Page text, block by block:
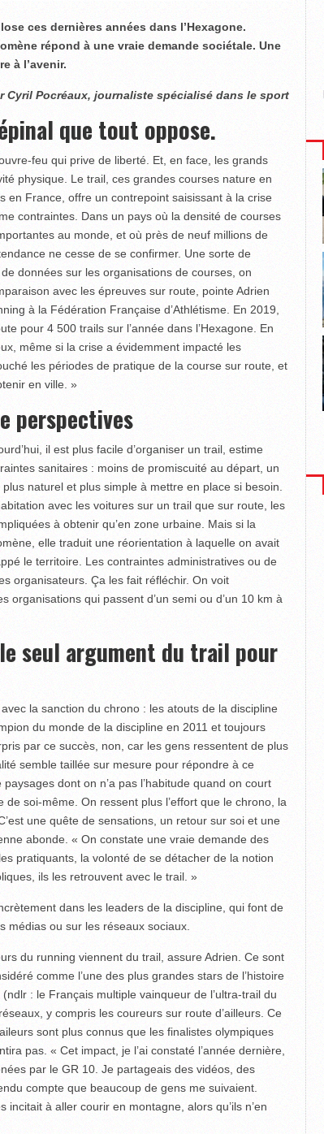
ces dernières années dans l’Hexagone.
répond à une vraie demande sociétale. Une
à l’avenir.
Cyril Pocréaux, journaliste spécialisé dans le sport
que tout oppose.
feu qui prive de liberté. Et, en face, les grands
physique. Le trail, ces grandes courses nature en
en France, offre un contrepoint saisissant à la crise
contraintes. Dans un pays où la densité de courses
au monde, et où près de neuf millions de
ne cesse de se confirmer. Une sorte de
données sur les organisations de courses, on
avec les épreuves sur route, pointe Adrien
à la Fédération Française d’Athlétisme. En 2019,
pour 4 500 trails sur l’année dans l’Hexagone. En
même si la crise a évidemment impacté les
les périodes de pratique de la course sur route, et
en ville. »
perspectives
il est plus facile d’organiser un trail, estime
sanitaires : moins de promiscuité au départ, un
naturel et plus simple à mettre en place si besoin.
avec les voitures sur un trail que sur route, les
à obtenir qu’en zone urbaine. Mais si la
elle traduit une réorientation à laquelle on avait
le territoire. Les contraintes administratives ou de
organisateurs. Ça les fait réfléchir. On voit
organisations qui passent d’un semi ou d’un 10 km à
seul argument du trail pour
la sanction du chrono : les atouts de la discipline
du monde de la discipline en 2011 et toujours
par ce succès, non, car les gens ressentent de plus
semble taillée sur mesure pour répondre à ce
dont on n’a pas l’habitude quand on court
de soi-même. On ressent plus l’effort que le chrono, la
une quête de sensations, un retour sur soi et une
abonde. « On constate une vraie demande des
pratiquants, la volonté de se détacher de la notion
ils les retrouvent avec le trail. »
dans les leaders de la discipline, qui font de
médias ou sur les réseaux sociaux.
du running viennent du trail, assure Adrien. Ce sont
comme l’une des plus grandes stars de l’histoire
: le Français multiple vainqueur de l’ultra-trail du
y compris les coureurs sur route d’ailleurs. Ce
sont plus connus que les finalistes olympiques
pas. « Cet impact, je l’ai constaté l’année dernière,
par le GR 10. Je partageais des vidéos, des
compte que beaucoup de gens me suivaient.
incitait à aller courir en montagne, alors qu’ils n’en